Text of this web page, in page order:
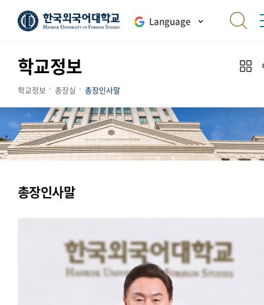
Language
학교정보
학교정보 총장실 총장인사말
총장인사말